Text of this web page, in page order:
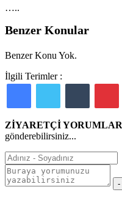
…..
Benzer Konular
Benzer Konu Yok.
İlgili Terimler :
FacebookTwitter Tumblr
ZİYARETÇİ
gönderebilirsiniz...